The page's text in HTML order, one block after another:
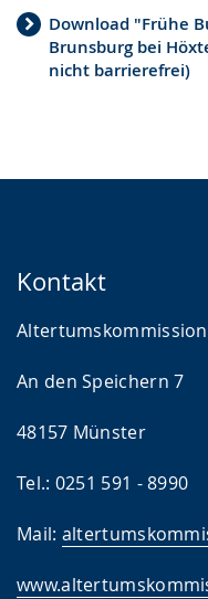
Download "Frühe
Brunsburg bei
nicht barrierefrei)
Kontakt
An den Speichern 7
48157 Münster
Tel.: 0251 591 - 8990
Mail: